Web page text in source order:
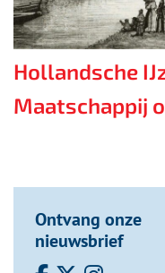
Hollandsche
Maatschappij
Ontvang onze
nieuwsbrief